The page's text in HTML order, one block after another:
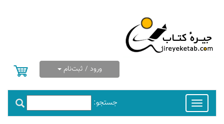
ورود / ثبت‌نام
جستجو:
Toggle
navigation